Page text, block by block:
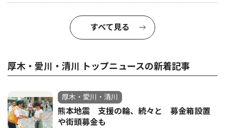
すべて見る
厚木・愛川・清川 トップニュースの新着記事
厚木・愛川・清川
熊本地震 支援の輪、続々と 募金箱設置
や街頭募金も